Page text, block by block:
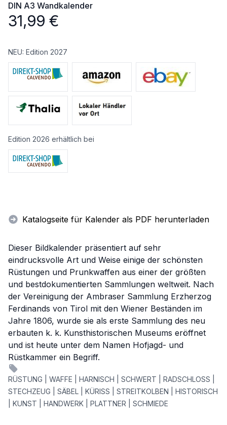
DIN A3 Wandkalender
31,99 €
NEU: Edition 2027
Edition 2026 erhältlich bei
Katalogseite für Kalender als PDF herunterladen
Dieser Bildkalender präsentiert auf sehr
eindrucksvolle Art und Weise einige der schönsten
Rüstungen und Prunkwaffen aus einer der größten
und bestdokumentierten Sammlungen weltweit. Nach
der Vereinigung der Ambraser Sammlung Erzherzog
Ferdinands von Tirol mit den Wiener Beständen im
Jahre 1806, wurde sie als erste Sammlung des neu
erbauten k. k. Kunsthistorischen Museums eröffnet
und ist heute unter dem Namen Hofjagd- und
Rüstkammer ein Begriff.
RÜSTUNG | WAFFE | HARNISCH | SCHWERT | RADSCHLOSS |
STECHZEUG | SÄBEL | KÜRISS | STREITKOLBEN | HISTORISCH
| KUNST | HANDWERK | PLATTNER | SCHMIEDE